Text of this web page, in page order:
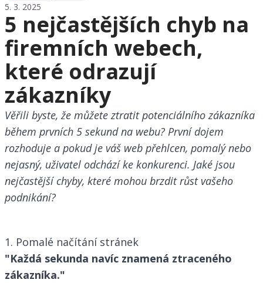
5. 3. 2025
5 nejčastějších chyb na
firemních webech,
které odrazují
zákazníky
Věřili byste, že můžete ztratit potenciálního zákazníka
během prvních 5 sekund na webu? První dojem
rozhoduje a pokud je váš web přehlcen, pomalý nebo
nejasný, uživatel odchází ke konkurenci. Jaké jsou
nejčastější chyby, které mohou brzdit růst vašeho
podnikání?
1. Pomalé načítání stránek
"Každá sekunda navíc znamená ztraceného
zákazníka."